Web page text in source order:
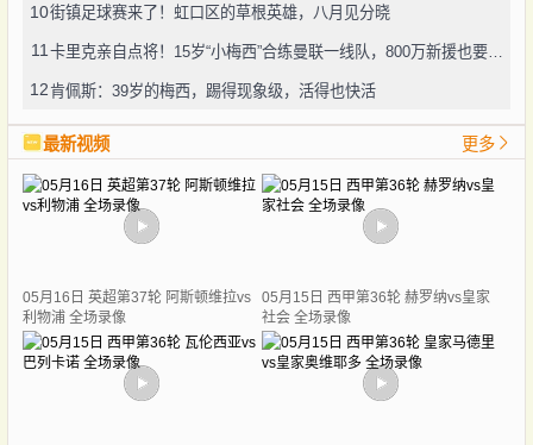
10街镇足球赛来了！虹口区的草根英雄，八月见分晓
11 卡里克亲自点将！15岁“小梅西”合练曼联一线队，800万新援也要露脸
12 肯佩斯：39岁的梅西，踢得现象级，活得也快活
最新视频 更多
05月16日 英超第37轮 阿斯顿维拉vs
利物浦 全场录像
05月15日 西甲第36轮 赫罗纳vs皇家
社会 全场录像